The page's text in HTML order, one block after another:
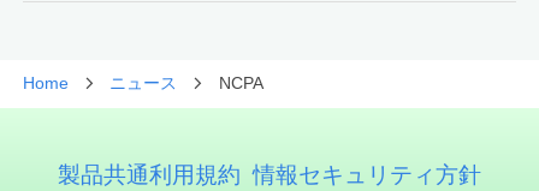
Home ニュース NCPA
製品共通利用規約 情報セキュリティ方針